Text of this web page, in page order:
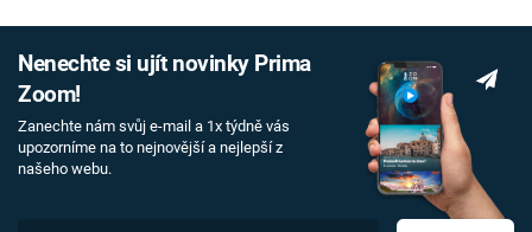
Nenechte si ujít novinky Prima
Zoom!
Zanechte nám svůj e-mail a 1x týdně vás
upozorníme na to nejnovější a nejlepší z
našeho webu.